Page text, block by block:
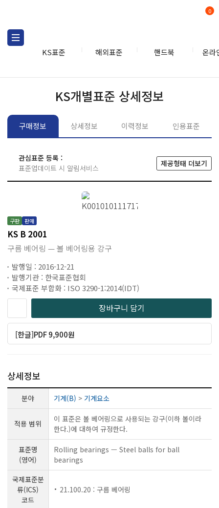
KS표준 해외표준 핸드북 온라
0
KS개별표준 상세정보
구매정보 상세정보 이력정보 인용표준
관심표준 등록 :
표준업데이트 시 알림서비스
제공형태 더보기
구판 판매
KS B 2001
구름 베어링 — 볼 베어링용 강구
발행일 : 2016-12-21
발행기관 : 한국표준협회
국제표준 부합화 : ISO 3290-1:2014(IDT)
장바구니 담기
[한글]PDF 9,900원
상세정보
분야 기계(B) > 기계요소
적용 범위
이 표준은 볼 베어링으로 사용되는 강구(이하 볼이라
한다.)에 대하여 규정한다.
표준명
(영어)
Rolling bearings — Steel balls for ball
bearings
국제표준분
류(ICS)
코드
21.100.20 : 구름 베어링